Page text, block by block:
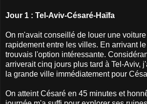
Jour 1 : Tel-Aviv-Césaré-Haïfa
On m'avait conseillé de louer une
rapidement entre les villes. En arrivant
trouvais l'option intéressante.
arriverait cinq jours plus tard à Tel-Aviv,
la grande ville immédiatement pour
On atteint Césaré en 45 minutes et